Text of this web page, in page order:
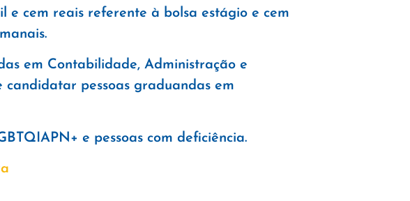
e cem reais referente à bolsa estágio e cem
em Contabilidade, Administração e
candidatar pessoas graduandas em
e pessoas com deficiência.